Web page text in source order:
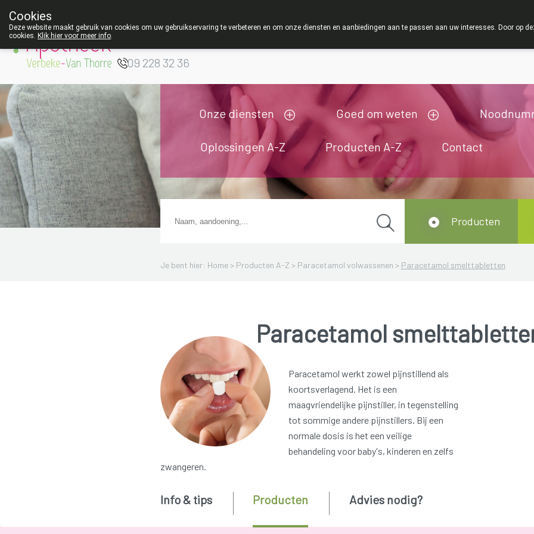
Apotheek Verbeke
09 228 32 36
Onze diensten Goed om weten
Oplossingen A-Z Producten A-Z Contact
Je bent hier: Home > Producten A-Z > Paracetamol volwassenen > Paracetamol smelttabletten
Producten
Paracetamol
Paracetamol werkt zowel pijnstillend als
koortsverlagend. Het is een
maagvriendelijke pijnstiller, in tegenstelling
tot sommige andere pijnstillers. Bij een
normale dosis is het een veilige
behandeling voor baby's, kinderen en zelfs
zwangeren.
Info & tips Producten Advies nodig?
Cookies
Deze website maakt gebruik van cookies om uw gebruikservaring te verbeteren en om onze diensten en aanbiedingen aan te passen aan uw interesses. Door op
cookies. Klik hier voor meer info.